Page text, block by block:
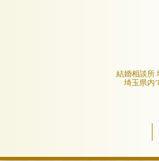
結婚相談所
埼玉県内